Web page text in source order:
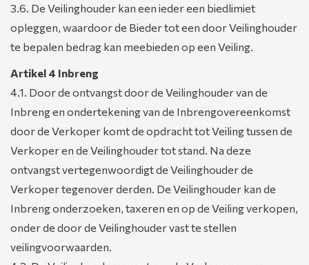
3.6. De Veilinghouder kan een ieder een biedlimiet
opleggen, waardoor de Bieder tot een door Veilinghouder
te bepalen bedrag kan meebieden op een Veiling.
Artikel 4 Inbreng
4.1. Door de ontvangst door de Veilinghouder van de
Inbreng en ondertekening van de Inbrengovereenkomst
door de Verkoper komt de opdracht tot Veiling tussen de
Verkoper en de Veilinghouder tot stand. Na deze
ontvangst vertegenwoordigt de Veilinghouder de
Verkoper tegenover derden. De Veilinghouder kan de
Inbreng onderzoeken, taxeren en op de Veiling verkopen,
onder de door de Veilinghouder vast te stellen
veilingvoorwaarden.